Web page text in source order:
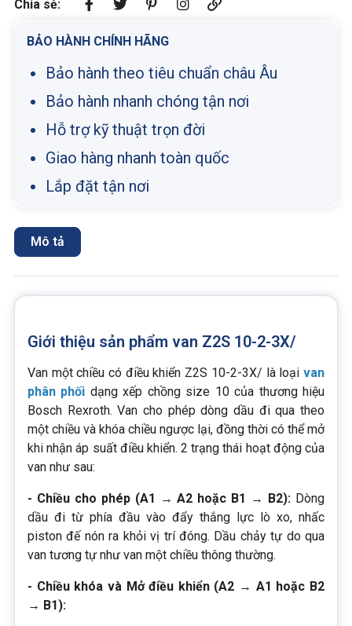
Chia sẻ:
BẢO HÀNH CHÍNH HÃNG
Bảo hành theo tiêu chuẩn châu Âu
Bảo hành nhanh chóng tận nơi
Hỗ trợ kỹ thuật trọn đời
Giao hàng nhanh toàn quốc
Lắp đặt tận nơi
Mô tả
Giới thiệu sản phẩm van Z2S 10-2-3X/
Van một chiều có điều khiển Z2S 10-2-3X/ là loại van
phân phối dạng xếp chồng size 10 của thương hiệu
Bosch Rexroth. Van cho phép dòng dầu đi qua theo
một chiều và khóa chiều ngược lại, đồng thời có thể mở
khi nhận áp suất điều khiển. 2 trạng thái hoạt động của
van như sau:
- Chiều cho phép (A1 → A2 hoặc B1 → B2): Dòng
dầu đi từ phía đầu vào đẩy thắng lực lò xo, nhấc
piston đế nón ra khỏi vị trí đóng. Dầu chảy tự do qua
van tương tự như van một chiều thông thường.
- Chiều khóa và Mở điều khiển (A2 → A1 hoặc B2
→ B1):